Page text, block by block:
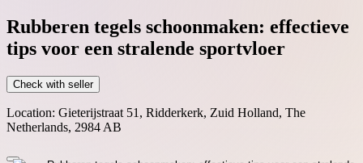
Rubberen tegels schoonmaken: effectieve
tips voor een stralende sportvloer
Check with seller
Location: Gieterijstraat 51, Ridderkerk, Zuid Holland, The
Netherlands, 2984 AB